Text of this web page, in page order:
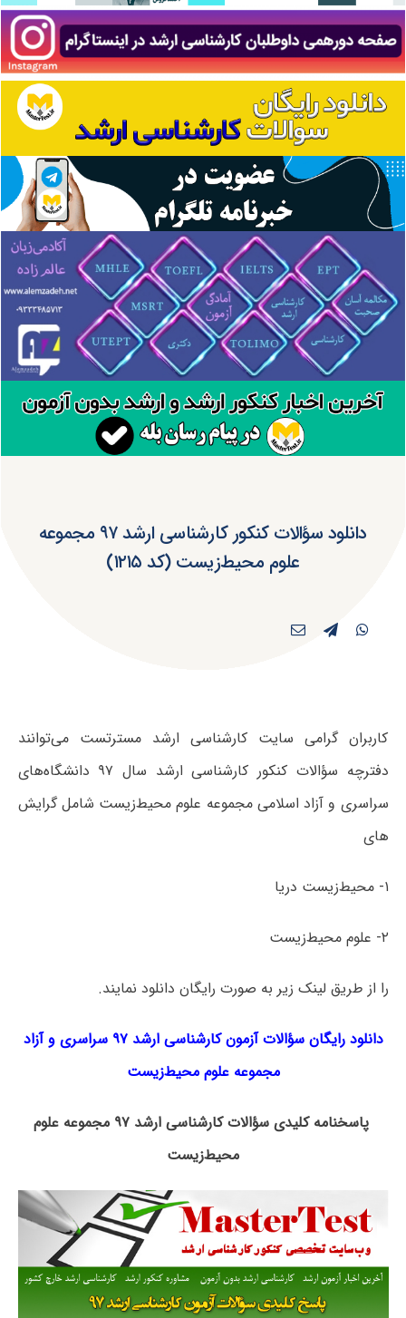
دانلود سؤالات کنکور کارشناسی ارشد ۹۷ مجموعه
علوم محیط‌زیست (کد ۱۲۱۵)
کاربران گرامی سایت کارشناسی ارشد مسترتست می‌توانند
دفترچه سؤالات کنکور کارشناسی ارشد سال ۹۷ دانشگاه‌های
سراسری و آزاد اسلامی مجموعه علوم محیط‌زیست شامل گرایش
های
۱- محیط‌زیست دریا
۲- علوم محیط‌زیست
را از طریق لینک‌ زیر به صورت رایگان دانلود نمایند.
دانلود رایگان سؤالات آزمون کارشناسی ارشد ۹۷ سراسری و آزاد
مجموعهعلوم محیط‌زیست
پاسخنامه کلیدی سؤالات کارشناسی ارشد ۹۷ مجموعه علوم
محیط‌زیست